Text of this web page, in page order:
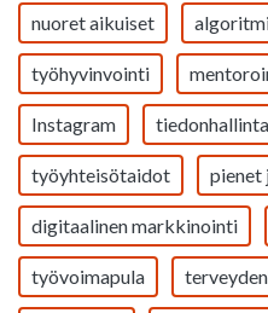
nuoret aikuiset
työhyvinvointi
Instagram tiedonhallinta
työyhteisötaidot pienet
digitaalinen markkinointi
työvoimapula